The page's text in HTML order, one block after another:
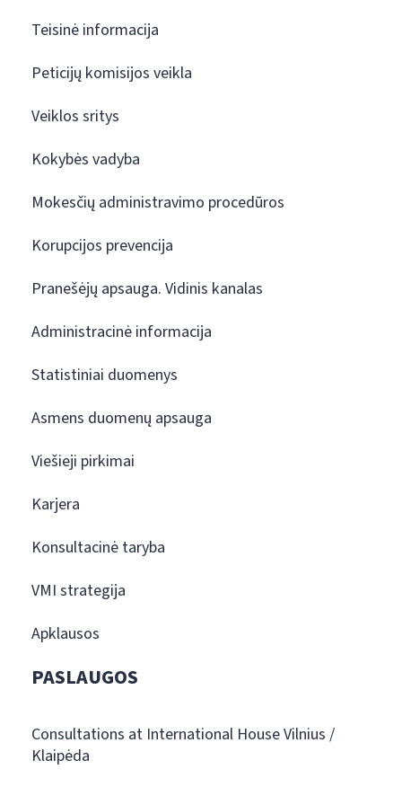
Teisinė informacija
Peticijų komisijos veikla
Veiklos sritys
Kokybės vadyba
Mokesčių administravimo procedūros
Korupcijos prevencija
Pranešėjų apsauga. Vidinis kanalas
Administracinė informacija
Statistiniai duomenys
Asmens duomenų apsauga
Viešieji pirkimai
Karjera
Konsultacinė taryba
VMI strategija
Apklausos
PASLAUGOS
Consultations at International House Vilnius /
Klaipėda